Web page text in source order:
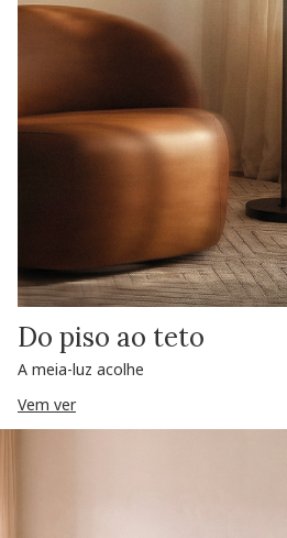
Do piso ao teto
A meia-luz acolhe
Vem ver